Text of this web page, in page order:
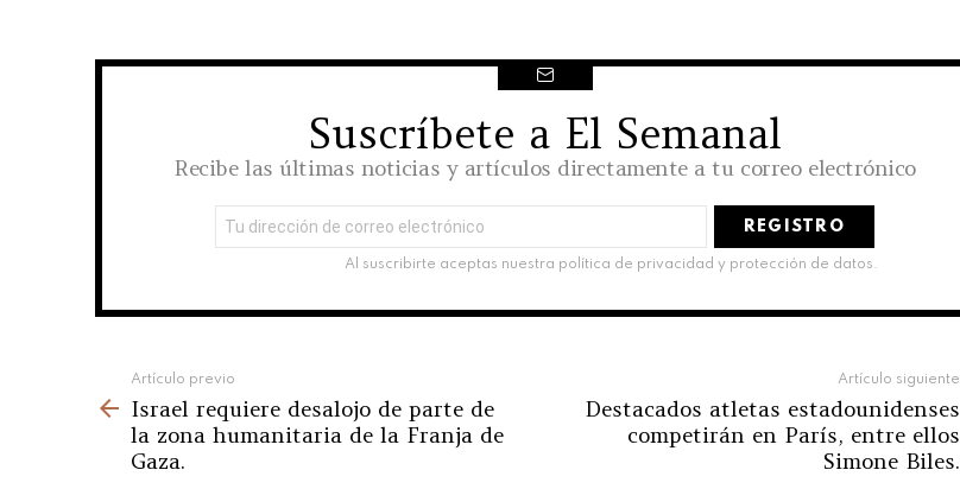
NEWSLETTERSuscríbete a El Semanal
Recibe las últimas noticias y artículos directamente a tu correo electrónico
de
correo
Al suscribirte aceptas nuestra política de privacidad y protección de datos.
more
Artículo previo
Israel requiere desalojo de parte de
la zona humanitaria de la Franja de
Gaza.
Artículo siguiente
Destacados atletas estadounidenses
competirán en París, entre ellos
Simone Biles.